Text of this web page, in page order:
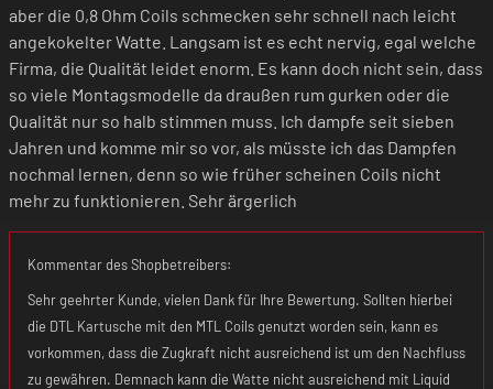
aber die 0,8 Ohm Coils schmecken sehr schnell nach leicht
angekokelter Watte. Langsam ist es echt nervig, egal welche
Firma, die Qualität leidet enorm. Es kann doch nicht sein, dass
so viele Montagsmodelle da draußen rum gurken oder die
Qualität nur so halb stimmen muss. Ich dampfe seit sieben
Jahren und komme mir so vor, als müsste ich das Dampfen
nochmal lernen, denn so wie früher scheinen Coils nicht
mehr zu funktionieren. Sehr ärgerlich
Kommentar des Shopbetreibers:
Sehr geehrter Kunde, vielen Dank für Ihre Bewertung. Sollten hierbei
die DTL Kartusche mit den MTL Coils genutzt worden sein, kann es
vorkommen, dass die Zugkraft nicht ausreichend ist um den Nachfluss
zu gewähren. Demnach kann die Watte nicht ausreichend mit Liquid